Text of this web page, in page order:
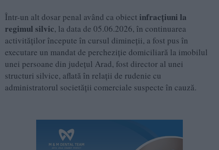
Într-un alt dosar penal având ca obiect infracțiuni la
regimul silvic, la data de 05.06.2026, în continuarea
activităților începute în cursul dimineții, a fost pus în
executare un mandat de percheziție domiciliară la imobilul
unei persoane din județul Arad, fost director al unei
structuri silvice, aflată în relații de rudenie cu
administratorul societății comerciale suspecte în cauză.